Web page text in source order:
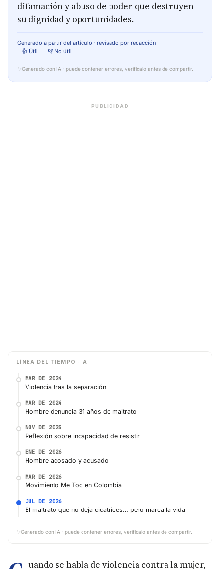
difamación y abuso de poder que destruyen
su dignidad y oportunidades.
Generado a partir del artículo · revisado por redacción
👍 Útil
👎 No útil
✨ Generado con IA · puede contener errores, verifícalo antes de compartir.
PUBLICIDAD
LÍNEA DEL TIEMPO · IA
MAR DE 2024
Violencia tras la separación
MAR DE 2024
Hombre denuncia 31 años de maltrato
NOV DE 2025
Reflexión sobre incapacidad de resistir
ENE DE 2026
Hombre acosado y acusado
MAR DE 2026
Movimiento Me Too en Colombia
JUL DE 2026
El maltrato que no deja cicatrices… pero marca la vida
✨ Generado con IA · puede contener errores, verifícalo antes de compartir.
uando se habla de violencia contra la mujer,